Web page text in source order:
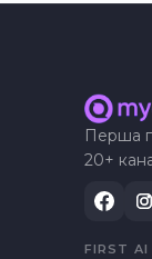
Перша
20+
FIRST AI